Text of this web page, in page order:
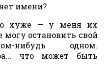
имени?
хуже — у меня их
остановить свой
нибудь одном.
что может быть